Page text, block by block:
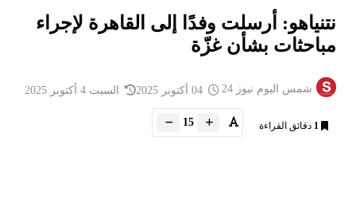
نتنياهو: أرسلت وفدًا إلى القاهرة لإجراء
مباحثات بشأن غزّة
شمس اليوم نيوز 24 السبت 4 أكتوبر 2025
1 دقائق القراءة 15